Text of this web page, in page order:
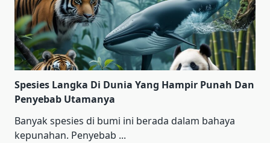
Spesies Langka Di Dunia Yang Hampir Punah Dan
Penyebab Utamanya
Banyak spesies di bumi ini berada dalam bahaya
kepunahan. Penyebab ...